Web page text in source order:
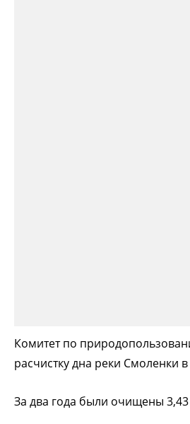
Комитет по
расчистку дна реки Смоленки
За два года были очищены